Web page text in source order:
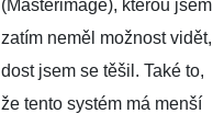
(Masterimage), kterou jsem
zatím neměl možnost vidět,
dost jsem se těšil. Také to,
že tento systém má menší